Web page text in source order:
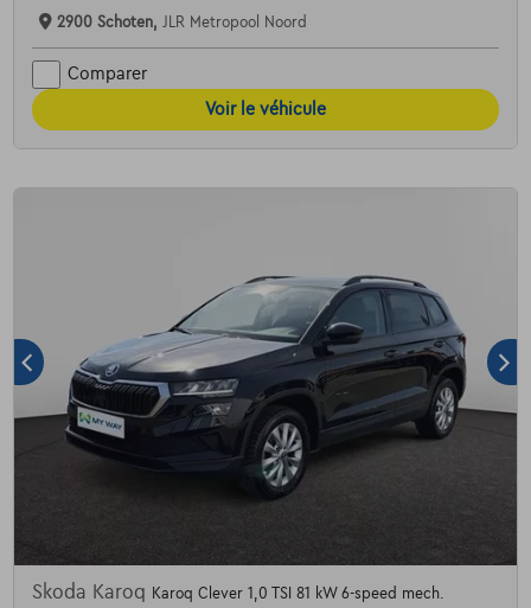
2900 Schoten, JLR Metropool Noord
Comparer
Voir le véhicule
Skoda Karoq Karoq Clever 1,0 TSI 81 kW 6-speed mech.